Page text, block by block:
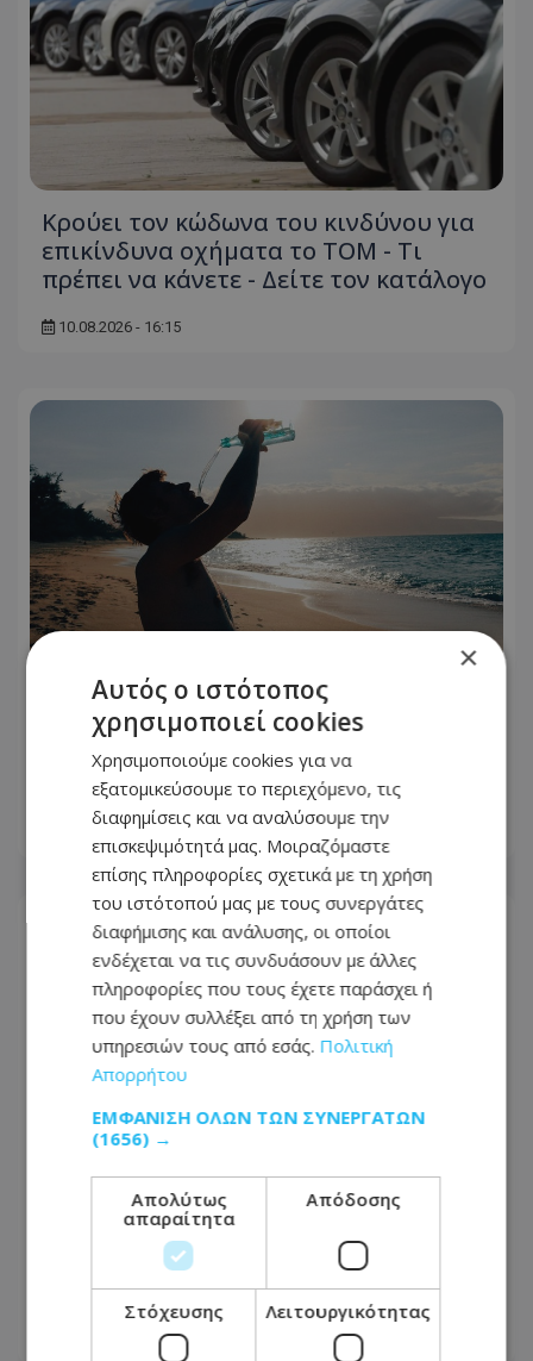
Κρούει τον κώδωνα του κινδύνου για
επικίνδυνα οχήματα το ΤΟΜ - Τι
πρέπει να κάνετε - Δείτε τον κατάλογο
10.08.2026 - 16:15
Στον «φούρνο» η Κύπρος - Νέα
κίτρινη προειδοποίηση, πότε θα τεθεί
σε ισχύ
10.08.2026 - 16:00
SOS στις παραλίες της Κύπρου:
Λείπουν ναυαγοσώστες – Οι 3
επαρχίες με τα μεγαλύτερα κενά
10.08.2026 - 15:41
×
Αυτός ο ιστότοπος
χρησιμοποιεί cookies
Χρησιμοποιούμε cookies για να
εξατομικεύσουμε το περιεχόμενο, τις
διαφημίσεις και να αναλύσουμε την
επισκεψιμότητά μας. Μοιραζόμαστε
επίσης πληροφορίες σχετικά με τη χρήση
του ιστότοπού μας με τους συνεργάτες
διαφήμισης και ανάλυσης, οι οποίοι
ενδέχεται να τις συνδυάσουν με άλλες
πληροφορίες που τους έχετε παράσχει ή
που έχουν συλλέξει από τη χρήση των
υπηρεσιών τους από εσάς. Πολιτική
Απορρήτου
ΕΜΦΆΝΙΣΗ ΌΛΩΝ ΤΩΝ ΣΥΝΕΡΓΑΤΏΝ
(1656) →
Απολύτως
απαραίτητα
Απόδοσης
Στόχευσης Λειτουργικότητας